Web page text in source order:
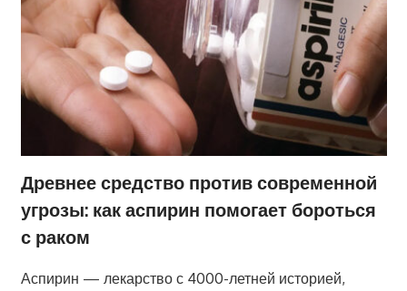
Древнее средство против современной
угрозы: как аспирин помогает бороться
с раком
Аспирин — лекарство с 4000-летней историей,